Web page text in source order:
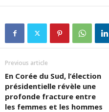
Previous article
En Corée du Sud, l’élection
présidentielle révèle une
profonde fracture entre
les femmes et les hommes